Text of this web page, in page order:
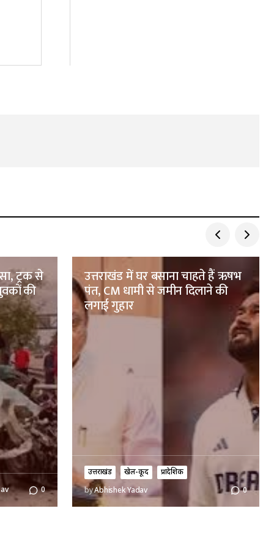
ट्रक से
की
0
उत्तराखंड में घर बसाना चाहते हैं ऋषभ
पंत, CM धामी से जमीन दिलाने की
लगाई गुहार
उत्तराखंड खेल-कूद
प्रादेशिक
byAbhishek Yadav 0